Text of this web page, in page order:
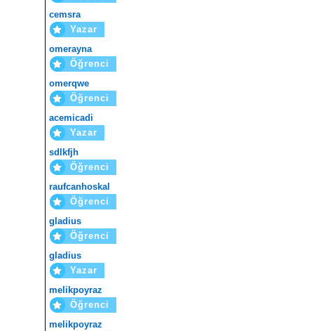
cemsra
Yazar
omerayna
Öğrenci
omerqwe
Öğrenci
acemicadi
Yazar
sdlkfjh
Öğrenci
raufcanhoskal
Öğrenci
gladius
Öğrenci
gladius
Yazar
melikpoyraz
Öğrenci
melikpoyraz